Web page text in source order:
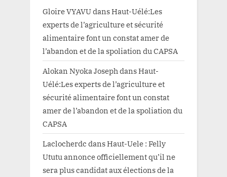
Gloire VYAVUdansHaut-Uélé:Les
experts de l’agriculture et sécurité
alimentaire font un constat amer de
l’abandon et de la spoliation du CAPSA
Alokan Nyoka Joseph dansHaut-
Uélé:Les experts de l’agriculture et
sécurité alimentaire font un constat
amer de l’abandon et de la spoliation du
CAPSA
Laclocherdc dansHaut-Uele : Felly
Ututu annonce officiellement qu’il ne
sera plus candidat aux élections de la